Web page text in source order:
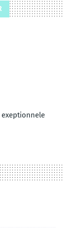
exeptionnele